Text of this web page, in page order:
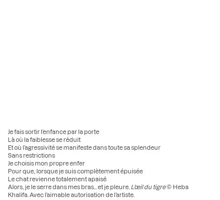
Je fais sortir l’enfance par la porte
Là où la faiblesse se réduit
Et où l’agressivité se manifeste dans toute sa splendeur
Sans restrictions
Je choisis mon propre enfer
Pour que, lorsque je suis complètement épuisée
Le chat revienne totalement apaisé
Alors, je le serre dans mes bras… et je pleure. L’œil du tigre© Heba
Khalifa. Avec l’aimable autorisation de l’artiste.